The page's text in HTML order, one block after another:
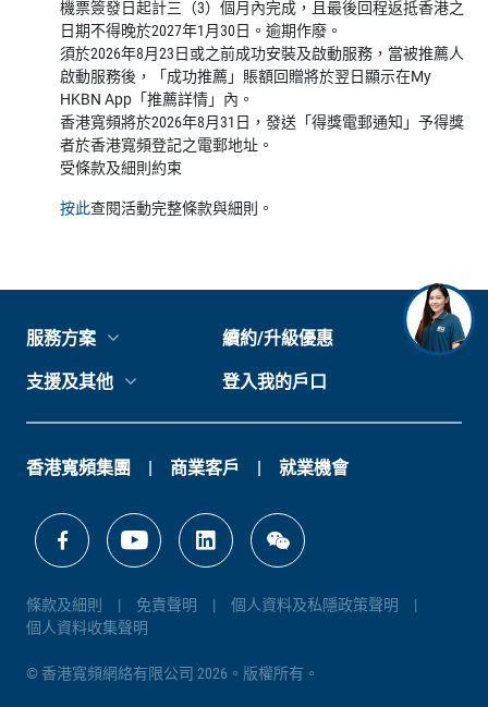
機票簽發日起計三（3）個月內完成，且最後回程返抵香港之
日期不得晚於2027年1月30日。逾期作廢。
須於2026年8月23日或之前成功安裝及啟動服務，當被推薦人
啟動服務後，「成功推薦」賬額回贈將於翌日顯示在My
HKBN App「推薦詳情」內。
香港寬頻將於2026年8月31日，發送「得獎電郵通知」予得獎
者於香港寬頻登記之電郵地址。
受條款及細則約束
按此查閱活動完整條款與細則。
服務方案 續約/升級優惠
支援及其他 登入我的戶口
香港寬頻集團 商業客戶 就業機會
條款及細則 免責聲明
個人資料及私隱政策聲明
個人資料收集聲明
© 香港寬頻網絡有限公司 2026。版權所有。